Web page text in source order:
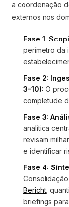
a coordenação
externos nos
Fase 1:
perímetro da
Fase 2:
3-10): O
completude
Fase 3:
analítica
revisam
e identificar
Fase 4:
Bericht ,
briefings